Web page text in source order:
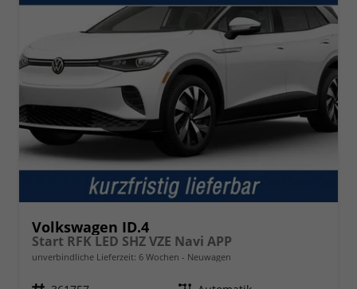
Volkswagen ID.4
Start RFK LED SHZ VZE Navi APP
unverbindliche Lieferzeit: 6 Wochen Neuwagen